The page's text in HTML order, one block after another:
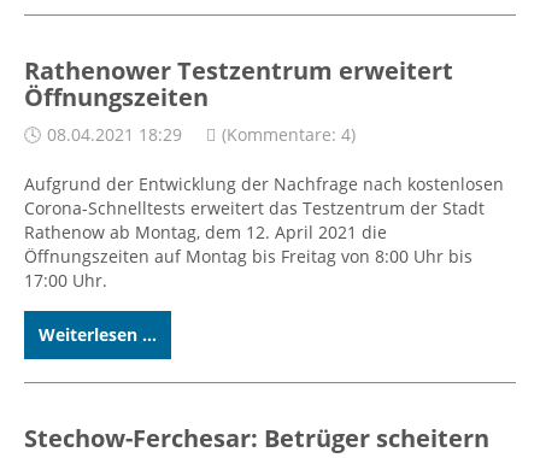
Rathenower Testzentrum erweitert
Öffnungszeiten
08.04.2021 18:29 (Kommentare: 4)
Aufgrund der Entwicklung der Nachfrage nach kostenlosen
Corona-Schnelltests erweitert das Testzentrum der Stadt
Rathenow ab Montag, dem 12. April 2021 die
Öffnungszeiten auf Montag bis Freitag von 8:00 Uhr bis
17:00 Uhr.
Weiterlesen ...
Stechow-Ferchesar: Betrüger scheitern